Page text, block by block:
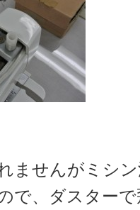
ませんがミシ
で、ダスター